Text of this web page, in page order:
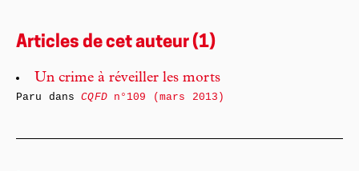
Articles de cet auteur (1)
Un crime à réveiller les morts
Paru dansCQFDn°109 (mars 2013)